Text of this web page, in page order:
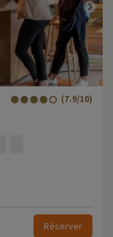
(7.9/10)
Réserver